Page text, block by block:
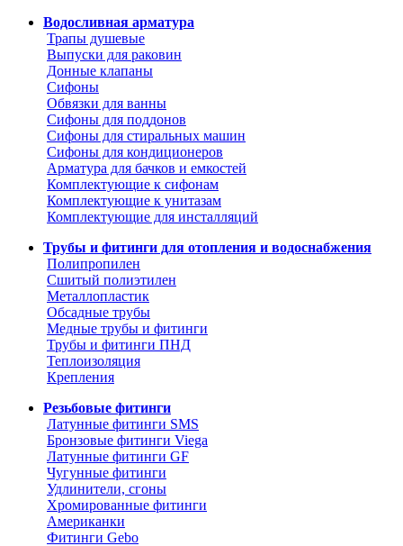
Водосливная арматура
Трапы душевые
Выпуски для раковин
Донные клапаны
Сифоны
Обвязки для ванны
Сифоны для поддонов
Сифоны для стиральных машин
Сифоны для кондиционеров
Арматура для бачков и емкостей
Комплектующие к сифонам
Комплектующие к унитазам
Комплектующие для инсталляций
Трубы и фитинги для отопления и водоснабжения
Полипропилен
Сшитый полиэтилен
Металлопластик
Обсадные трубы
Медные трубы и фитинги
Трубы и фитинги ПНД
Теплоизоляция
Крепления
Резьбовые фитинги
Латунные фитинги SMS
Бронзовые фитинги Viega
Латунные фитинги GF
Чугунные фитинги
Удлинители, сгоны
Хромированные фитинги
Американки
Фитинги Gebo